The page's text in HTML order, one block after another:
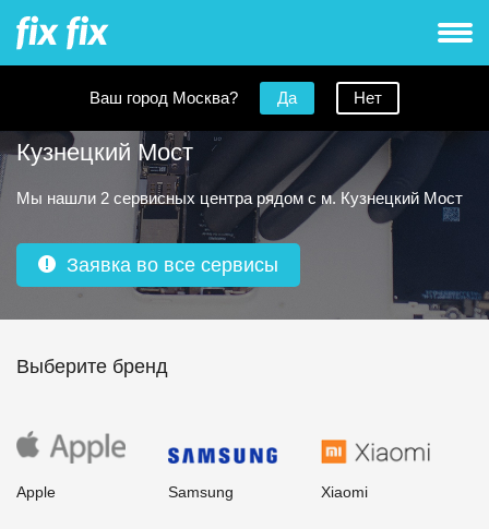
Ваш город Москва? Да Нет
Ремонт телефонов рядом с метро
Кузнецкий Мост
Мы нашли 2 сервисных центра рядом с м. Кузнецкий Мост
Заявка во все сервисы
Выберите бренд
Apple Samsung Xiaomi